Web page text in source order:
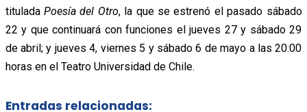
titulada Poesía del Otro, la que se estrenó el pasado sábado
22 y que continuará con funciones el jueves 27 y sábado 29
de abril; y jueves 4, viernes 5 y sábado 6 de mayo a las 20:00
horas en el Teatro Universidad de Chile.
Entradas relacionadas: